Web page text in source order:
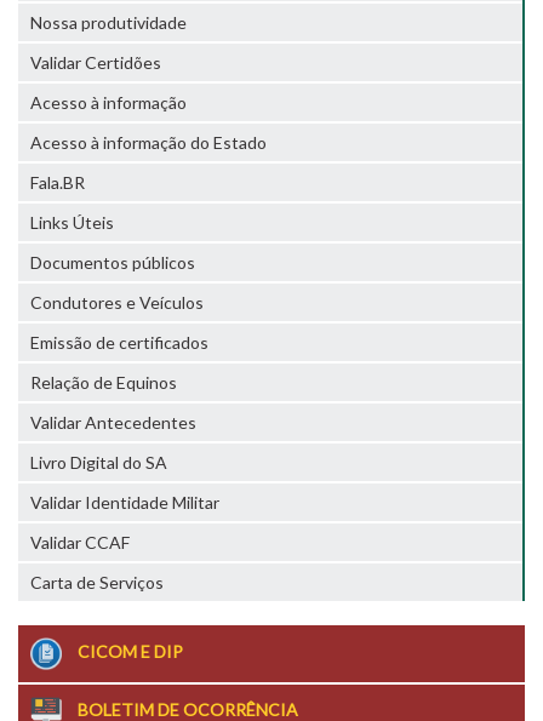
Nossa produtividade
Validar Certidões
Acesso à informação
Acesso à informação do Estado
Fala.BR
Links Úteis
Documentos públicos
Condutores e Veículos
Emissão de certificados
Relação de Equinos
Validar Antecedentes
Livro Digital do SA
Validar Identidade Militar
Validar CCAF
Carta de Serviços
CICOM E DIP
BOLETIM DE OCORRÊNCIA